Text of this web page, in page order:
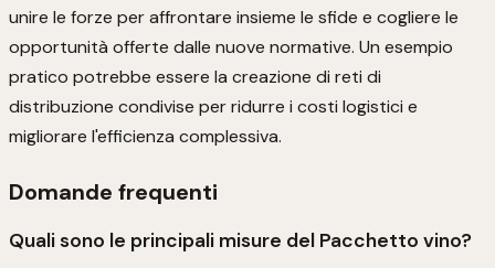
unire le forze per affrontare insieme le sfide e cogliere le
opportunità offerte dalle nuove normative. Un esempio
pratico potrebbe essere la creazione di reti di
distribuzione condivise per ridurre i costi logistici e
migliorare l'efficienza complessiva.
Domande frequenti
Quali sono le principali misure del Pacchetto vino?